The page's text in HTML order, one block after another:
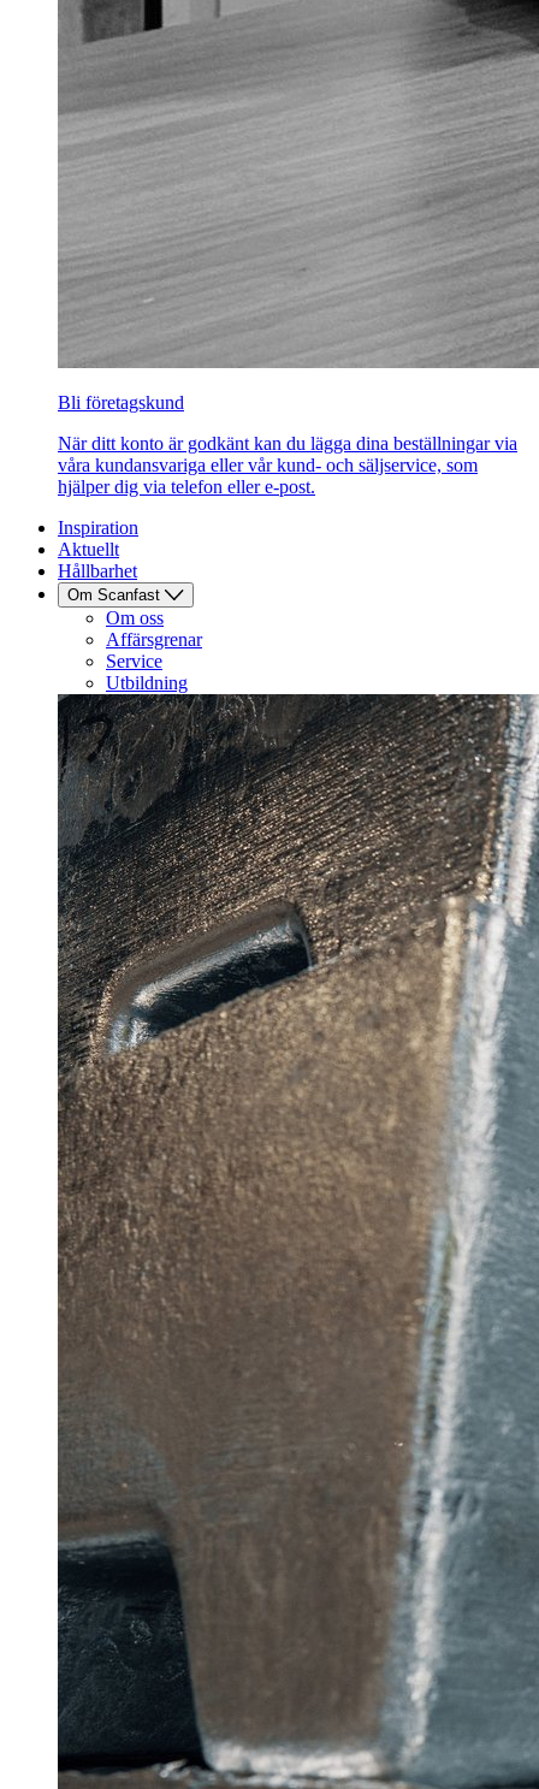
Bli företagskund
När ditt konto är godkänt kan du lägga dina beställningar via
våra kundansvariga eller vår kund- och säljservice, som
hjälper dig via telefon eller e-post.
Inspiration
Aktuellt
Hållbarhet
Om Scanfast
Om oss
Affärsgrenar
Service
Utbildning